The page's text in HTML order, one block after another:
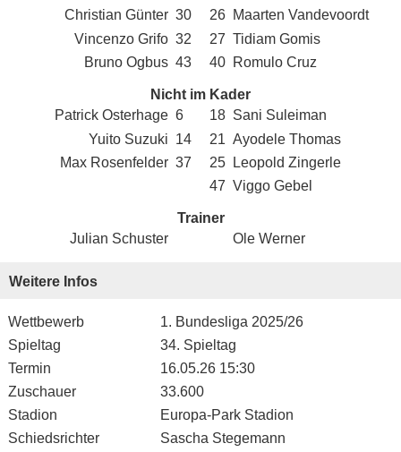
Christian Günter 30 26 Maarten Vandevoordt
Vincenzo Grifo 32 27 Tidiam Gomis
Bruno Ogbus 43 40 Romulo Cruz
Nicht im Kader
Patrick Osterhage 6 18 Sani Suleiman
Yuito Suzuki 14 21 Ayodele Thomas
Max Rosenfelder 37 25
Leopold Zingerle
47 Viggo Gebel
Trainer
Julian Schuster
Ole Werner
Weitere Infos
Wettbewerb
1. Bundesliga 2025/26
Spieltag
34. Spieltag
Termin
16.05.26 15:30
Zuschauer
33.600
Stadion
Europa-Park Stadion
Schiedsrichter
Sascha Stegemann